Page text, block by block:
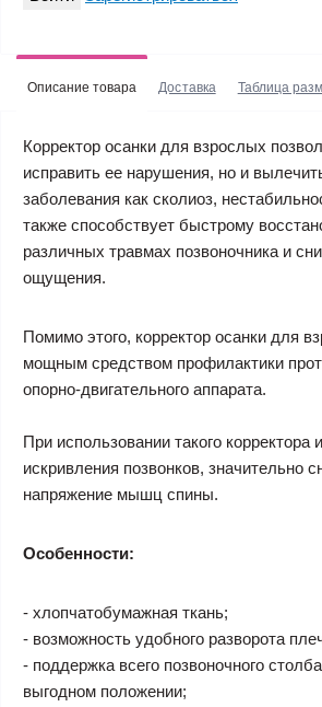
Описание товара Доставка Таблица
Корректор осанки для взрослых
исправить ее нарушения, но и
заболевания как сколиоз,
также способствует быстрому
различных травмах позвоночника и
ощущения.
Помимо этого, корректор осанки для
мощным средством профилактики
опорно-двигательного аппарата.
При использовании такого корректора
искривления позвонков, значительно
напряжение мышц спины.
Особенности:
- хлопчатобумажная ткань;
- возможность удобного разворота
- поддержка всего позвоночного
выгодном положении;